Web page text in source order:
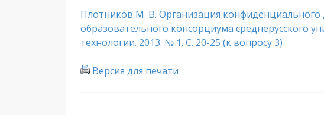
Плотников М. В. Организация конфиденциального
образовательного консорциума среднерусского
технологии. 2013. № 1. С. 20-25 (к вопросу 3)
Версия для печати